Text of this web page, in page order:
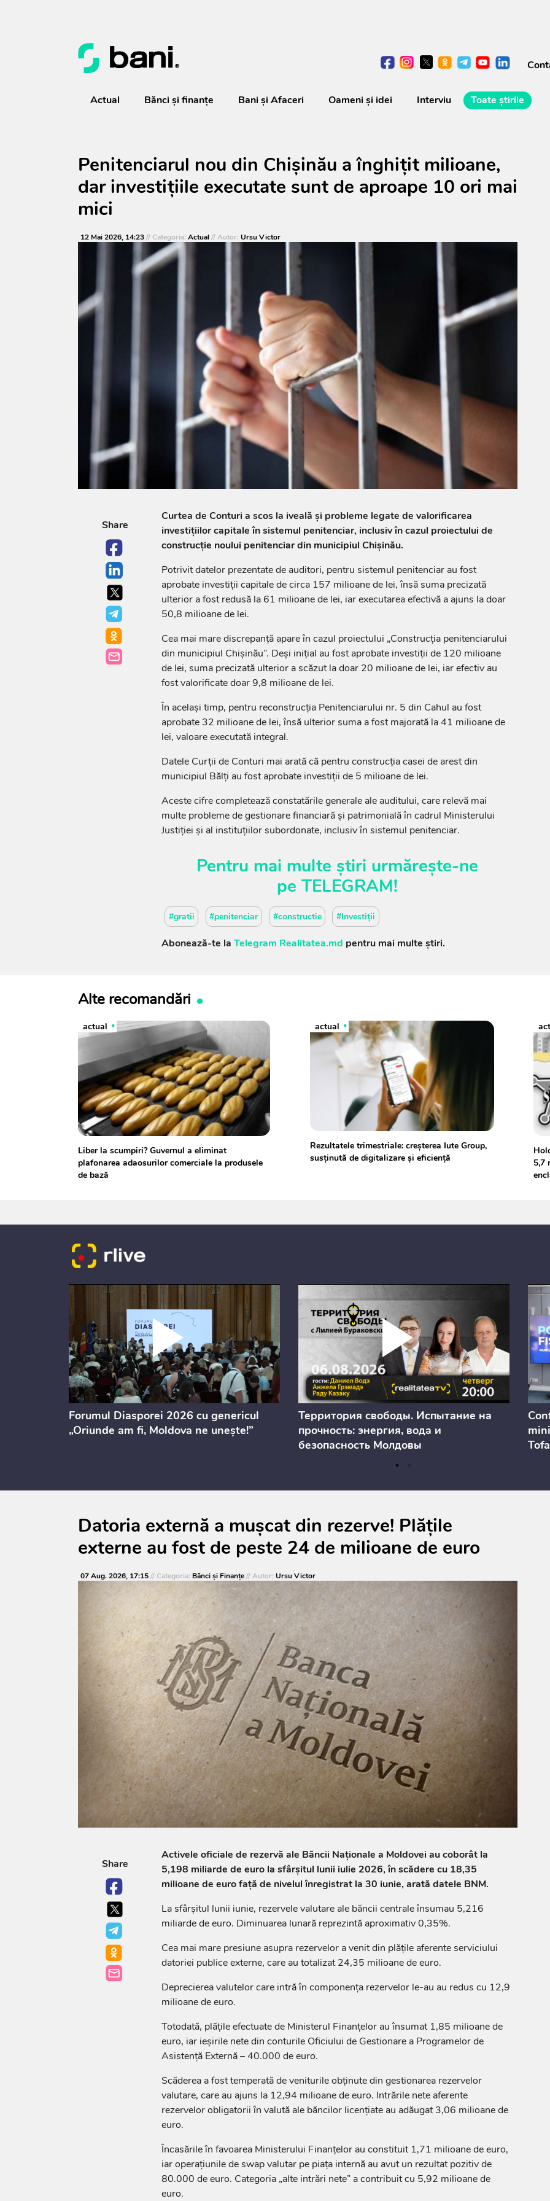
Actual Bănci şi finanţe Bani și Afaceri Oameni şi idei Interviu Toate știrile
Penitenciarul nou din Chișinău a înghițit milioane,
dar investițiile executate sunt de aproape 10 ori mai
mici
12 Mai 2026, 14:23// Categoria: Actual// Autor: Ursu Victor
Share
Curtea de Conturi a scos la iveală și probleme legate de valorificarea
investițiilor capitale în sistemul penitenciar, inclusiv în cazul proiectului de
construcție noului penitenciar din municipiul Chișinău.
Potrivit datelor prezentate de auditori, pentru sistemul penitenciar au fost
aprobate investiții capitale de circa 157 milioane de lei, însă suma precizată
ulterior a fost redusă la 61 milioane de lei, iar executarea efectivă a ajuns la doar
50,8 milioane de lei.
Cea mai mare discrepanță apare în cazul proiectului „Construcția penitenciarului
din municipiul Chișinău”. Deși inițial au fost aprobate investiții de 120 milioane
de lei, suma precizată ulterior a scăzut la doar 20 milioane de lei, iar efectiv au
fost valorificate doar 9,8 milioane de lei.
În același timp, pentru reconstrucția Penitenciarului nr. 5 din Cahul au fost
aprobate 32 milioane de lei, însă ulterior suma a fost majorată la 41 milioane de
lei, valoare executată integral.
Datele Curții de Conturi mai arată că pentru construcția casei de arest din
municipiul Bălți au fost aprobate investiții de 5 milioane de lei.
Aceste cifre completează constatările generale ale auditului, care relevă mai
multe probleme de gestionare financiară și patrimonială în cadrul Ministerului
Justiției și al instituțiilor subordonate, inclusiv în sistemul penitenciar.
Pentru mai multe știri urmărește-ne
pe TELEGRAM!
#gratii #penitenciar #constructie #Investiții
Abonează-te la Telegram Realitatea.md pentru mai multe știri.
Alte recomandări
actual
Liber la scumpiri? Guvernul a eliminat
plafonarea adaosurilor comerciale la produsele
de bază
actual
Rezultatele trimestriale: creșterea Iute Group,
susținută de digitalizare și eficiență
5,7
Forumul Diasporei 2026 cu genericul
„Oriunde am fi, Moldova ne unește!”
Территория свободы. Испытание на
прочность: энергия, вода и
безопасность Молдовы
Datoria externă a mușcat din rezerve! Plățile
externe au fost de peste 24 de milioane de euro
07 Aug. 2026, 17:15// Categoria: Bănci şi Finanţe// Autor: Ursu Victor
Share
Activele oficiale de rezervă ale Băncii Naționale a Moldovei au coborât la
5,198 miliarde de euro la sfârșitul lunii iulie 2026, în scădere cu 18,35
milioane de euro față de nivelul înregistrat la 30 iunie, arată datele BNM.
La sfârșitul lunii iunie, rezervele valutare ale băncii centrale însumau 5,216
miliarde de euro. Diminuarea lunară reprezintă aproximativ 0,35%.
Cea mai mare presiune asupra rezervelor a venit din plățile aferente serviciului
datoriei publice externe, care au totalizat 24,35 milioane de euro.
Deprecierea valutelor care intră în componența rezervelor le-au au redus cu 12,9
milioane de euro.
Totodată, plățile efectuate de Ministerul Finanțelor au însumat 1,85 milioane de
euro, iar ieșirile nete din conturile Oficiului de Gestionare a Programelor de
Asistență Externă – 40.000 de euro.
Scăderea a fost temperată de veniturile obținute din gestionarea rezervelor
valutare, care au ajuns la 12,94 milioane de euro. Intrările nete aferente
rezervelor obligatorii în valută ale băncilor licențiate au adăugat 3,06 milioane de
euro.
Încasările în favoarea Ministerului Finanțelor au constituit 1,71 milioane de euro,
iar operațiunile de swap valutar pe piața internă au avut un rezultat pozitiv de
80.000 de euro. Categoria „alte intrări nete” a contribuit cu 5,92 milioane de
euro.